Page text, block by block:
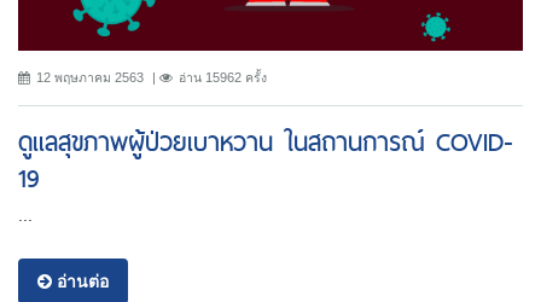
12 พฤษภาคม 2563 อ่าน 15962 ครั้ง
ดูแลสุขภาพผู้ป่วยเบาหวาน ในสถานการณ์ COVID-
19
อ่านต่อ